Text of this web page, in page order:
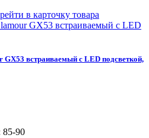
в карточку товара
встраиваемый с LED подсветкой,
85-90